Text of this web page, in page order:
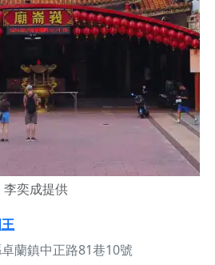
李奕成提供
蘭鎮中正路81巷10號